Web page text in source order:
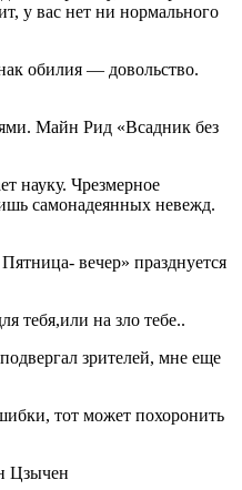
у вас нет ни нормального
обилия — довольство.
Майн Рид «Всадник без
науку. Чрезмерное
самонадеянных невежд.
вечер» празднуется
тебя,или на зло тебе..
зрителей, мне еще
тот может похоронить
Цзычен